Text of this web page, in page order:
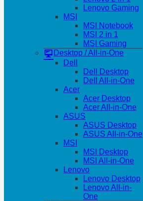
Lenovo Gaming
MSI
MSI Notebook
MSI 2 in 1
MSI Gaming
Desktop / All-in-One
Dell
Dell Desktop
Dell All-in-One
Acer
Acer Desktop
Acer All-in-One
ASUS
ASUS Desktop
ASUS All-in-One
MSI
MSI Desktop
MSI All-in-One
Lenovo
Lenovo Desktop
Lenovo All-in-
One